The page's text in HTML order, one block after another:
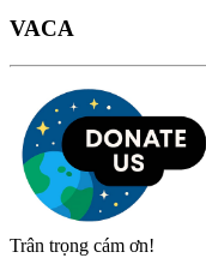
VACA
Trân trọng cám ơn!